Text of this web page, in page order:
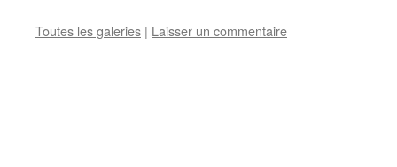
Toutes les galeries | Laisser un commentaire